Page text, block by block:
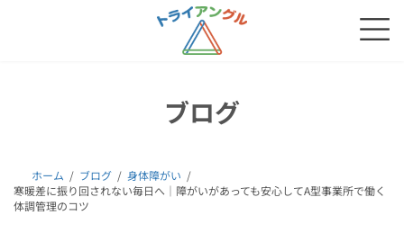
ブログ
ホーム ブログ
身体障がい
寒暖差に振り回されない毎日へ｜障がいがあっても安心してA型事業所で働く
体調管理のコツ